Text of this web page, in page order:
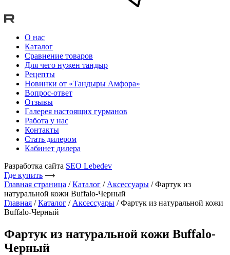
О нас
Каталог
Сравнение товаров
Для чего нужен тандыр
Рецепты
Новинки от «Тандыры Амфора»
Вопрос-ответ
Отзывы
Галерея настоящих гурманов
Работа у нас
Контакты
Стать дилером
Кабинет дилера
Разработка сайта SEO Lebedev
Где купить
Главная страница /Каталог / Аксессуары /Фартук из
натуральной кожи Buffalo-Черный
Главная /Каталог / Аксессуары / Фартук из натуральной кожи
Buffalo-Черный
Фартук из натуральной кожи Buffalo-
Черный